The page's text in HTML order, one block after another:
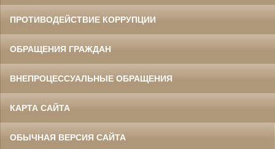
ПРОТИВОДЕЙСТВИЕ КОРРУПЦИИ
ОБРАЩЕНИЯ ГРАЖДАН
ВНЕПРОЦЕССУАЛЬНЫЕ ОБРАЩЕНИЯ
КАРТА САЙТА
ОБЫЧНАЯ ВЕРСИЯ САЙТА